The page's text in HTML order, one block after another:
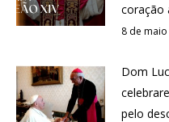
coração
8 de
Dom
pelo